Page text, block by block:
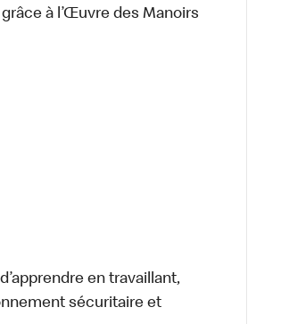
à l’Œuvre des Manoirs
en travaillant,
sécuritaire et